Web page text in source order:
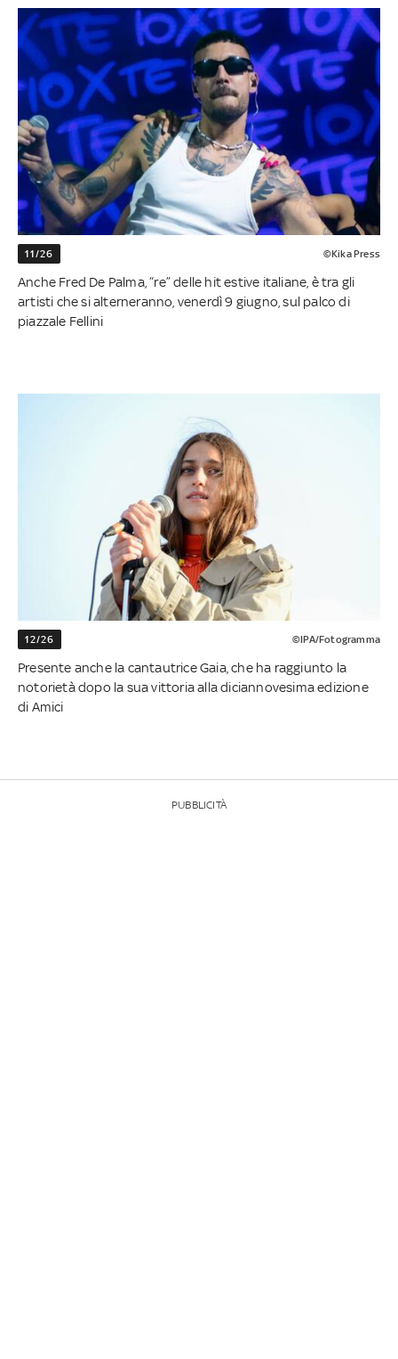
11/26 ©Kika Press
Anche Fred De Palma, “re” delle hit estive italiane, è tra gli
artisti che si alterneranno, venerdì 9 giugno, sul palco di
piazzale Fellini
12/26 ©IPA/Fotogramma
Presente anche la cantautrice Gaia, che ha raggiunto la
notorietà dopo la sua vittoria alla diciannovesima edizione
di Amici
PUBBLICITÀ